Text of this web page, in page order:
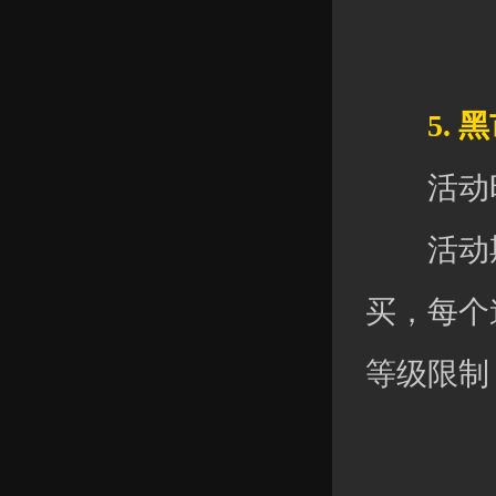
5. 黑
活动时
活动期
买，每
等级限